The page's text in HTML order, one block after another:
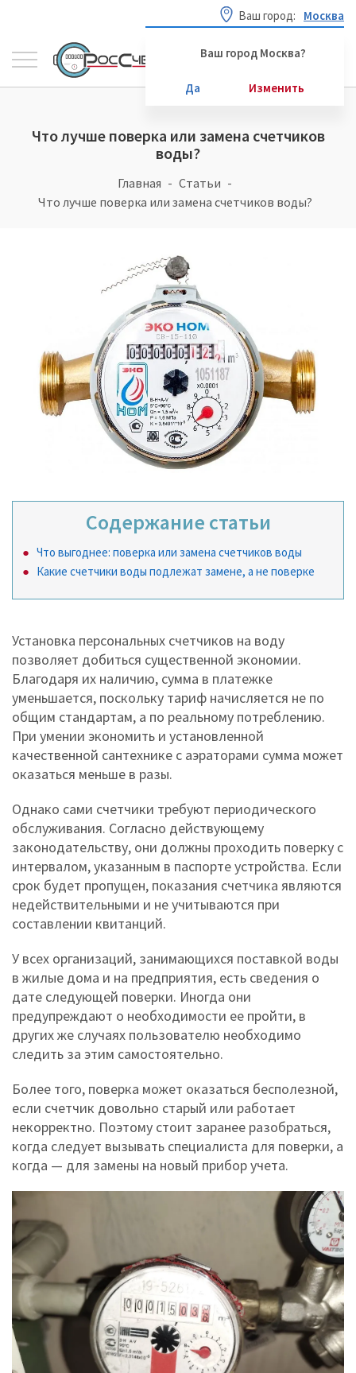
Ваш город: Москва
Ваш город Москва?
Да Изменить
Что лучше поверка или замена счетчиков
воды?
Главная
Статьи
Что лучше поверка или замена счетчиков воды?
Содержание статьи
Что выгоднее: поверка или замена счетчиков воды
Какие счетчики воды подлежат замене, а не поверке
Установка персональных счетчиков на воду
позволяет добиться существенной экономии.
Благодаря их наличию, сумма в платежке
уменьшается, поскольку тариф начисляется не по
общим стандартам, а по реальному потреблению.
При умении экономить и установленной
качественной сантехнике с аэраторами сумма может
оказаться меньше в разы.
Однако сами счетчики требуют периодического
обслуживания. Согласно действующему
законодательству, они должны проходить поверку с
интервалом, указанным в паспорте устройства. Если
срок будет пропущен, показания счетчика являются
недействительными и не учитываются при
составлении квитанций.
У всех организаций, занимающихся поставкой воды
в жилые дома и на предприятия, есть сведения о
дате следующей поверки. Иногда они
предупреждают о необходимости ее пройти, в
других же случаях пользователю необходимо
следить за этим самостоятельно.
Более того, поверка может оказаться бесполезной,
если счетчик довольно старый или работает
некорректно. Поэтому стоит заранее разобраться,
когда следует вызывать специалиста для поверки, а
когда — для замены на новый прибор учета.